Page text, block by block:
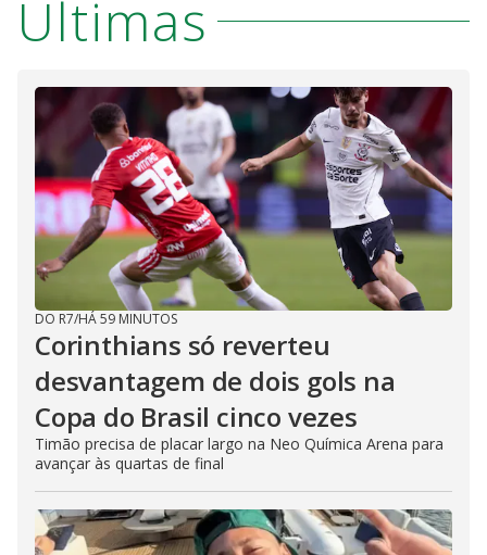
Últimas
DO R7/HÁ 59 MINUTOS
Corinthians só reverteu
desvantagem de dois gols na
Copa do Brasil cinco vezes
Timão precisa de placar largo na Neo Química Arena para
avançar às quartas de final